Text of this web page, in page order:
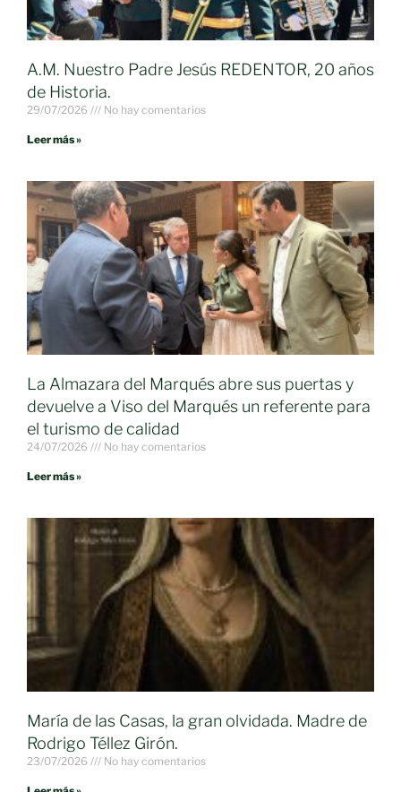
A.M. Nuestro Padre Jesús REDENTOR, 20 años
de Historia.
29/07/2026 No hay comentarios
Leer más »
La Almazara del Marqués abre sus puertas y
devuelve a Viso del Marqués un referente para
el turismo de calidad
24/07/2026 No hay comentarios
Leer más »
María de las Casas, la gran olvidada. Madre de
Rodrigo Téllez Girón.
23/07/2026 No hay comentarios